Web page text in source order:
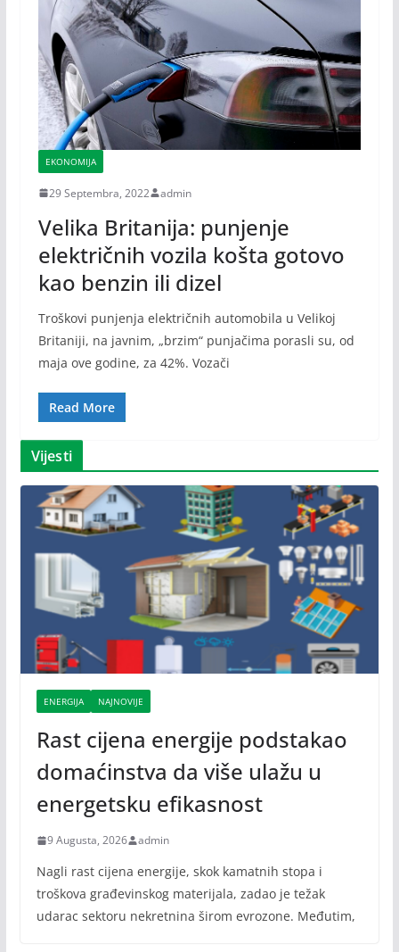
EKONOMIJA
29 Septembra, 2022 admin
Velika Britanija: punjenje
električnih vozila košta gotovo
kao benzin ili dizel
Troškovi punjenja električnih automobila u Velikoj
Britaniji, na javnim, „brzim“ punjačima porasli su, od
maja ove godine, za 42%. Vozači
Read More
Vijesti
ENERGIJA NAJNOVIJE
Rast cijena energije podstakao
domaćinstva da više ulažu u
energetsku efikasnost
9 Augusta, 2026 admin
Nagli rast cijena energije, skok kamatnih stopa i
troškova građevinskog materijala, zadao je težak
udarac sektoru nekretnina širom evrozone. Međutim,